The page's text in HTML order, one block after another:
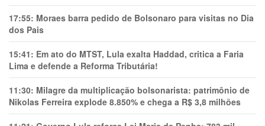
17:55: Moraes barra pedido de Bolsonaro para visitas no Dia
dos Pais
15:41: Em ato do MTST, Lula exalta Haddad, critica a Faria
Lima e defende a Reforma Tributária!
11:30: Milagre da multiplicação bolsonarista: patrimônio de
Nikolas Ferreira explode 8.850% e chega a R$ 3,8 milhões